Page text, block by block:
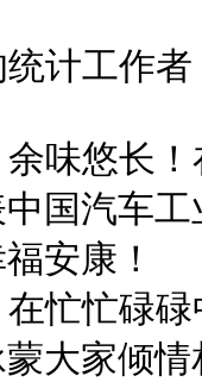
计工作者
味悠长！
国汽车
安康！
忙忙碌碌
大家倾